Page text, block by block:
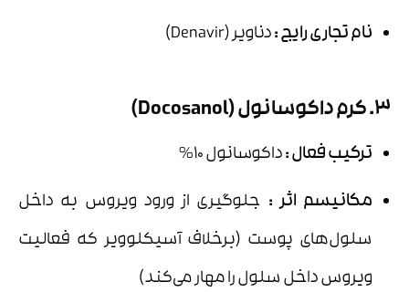
نام تجاری رایج:دناویر (Denavir)
3. کرم داکوسانول (Docosanol)
ترکیب فعال:داکوسانول 10%
مکانیسم اثر : جلوگیری از ورود ویروس به داخل
سلول‌های پوست (برخلاف آسیکلوویر که فعالیت
ویروس داخل سلول را مهار می‌کند)